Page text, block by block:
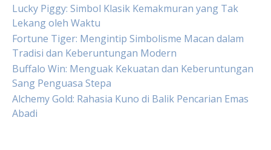
Lucky Piggy: Simbol Klasik Kemakmuran yang Tak
Lekang oleh Waktu
Fortune Tiger: Mengintip Simbolisme Macan dalam
Tradisi dan Keberuntungan Modern
Buffalo Win: Menguak Kekuatan dan Keberuntungan
Sang Penguasa Stepa
Alchemy Gold: Rahasia Kuno di Balik Pencarian Emas
Abadi